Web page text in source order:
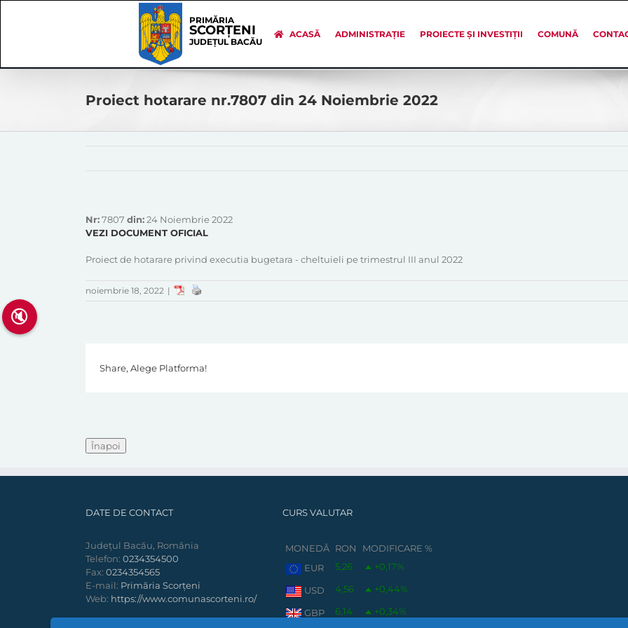
PRIMĂRIA
SCORȚENI
JUDEȚUL BACĂU
ACASĂ ADMINISTRAȚIE PROIECTE ȘI INVESTIȚII COMUNĂ
Proiect hotarare nr.7807 din 24 Noiembrie 2022
Nr:7807 din:24 Noiembrie 2022
VEZI DOCUMENT OFICIAL
Proiect de hotarare privind executia bugetara - cheltuieli pe trimestrul III anul 2022
noiembrie 18, 2022 |
Share, Alege Platforma!
DATE DE CONTACT
Județul Bacău, România
Telefon: 0234354500
Fax: 0234354565
E-mail: Primăria Scorțeni
Web: https://www.comunascorteni.ro/
CURS VALUTAR
MONEDĂ RON
MODIFICARE %
EUR
5,26 +0,17%
USD 4,56 +0,44%
GBP 6,14 +0,34%
🔇